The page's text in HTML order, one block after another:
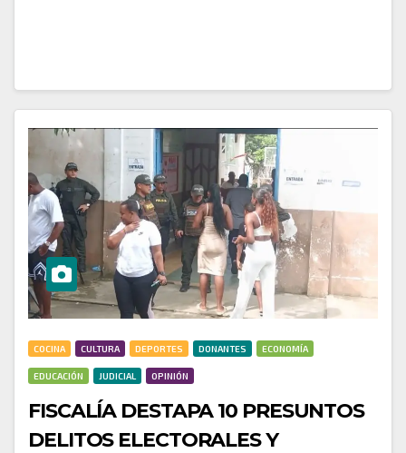
COCINA CULTURA DEPORTES DONANTES ECONOMÍA
EDUCACIÓN JUDICIAL OPINIÓN
FISCALÍA DESTAPA 10 PRESUNTOS
DELITOS ELECTORALES Y